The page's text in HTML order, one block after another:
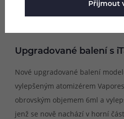
Upgradované balení s
Nové upgradované balení
vylepšeným atomizérem
obrovským objemem 6ml a
jenž se nově nachází v horní
Přijmout